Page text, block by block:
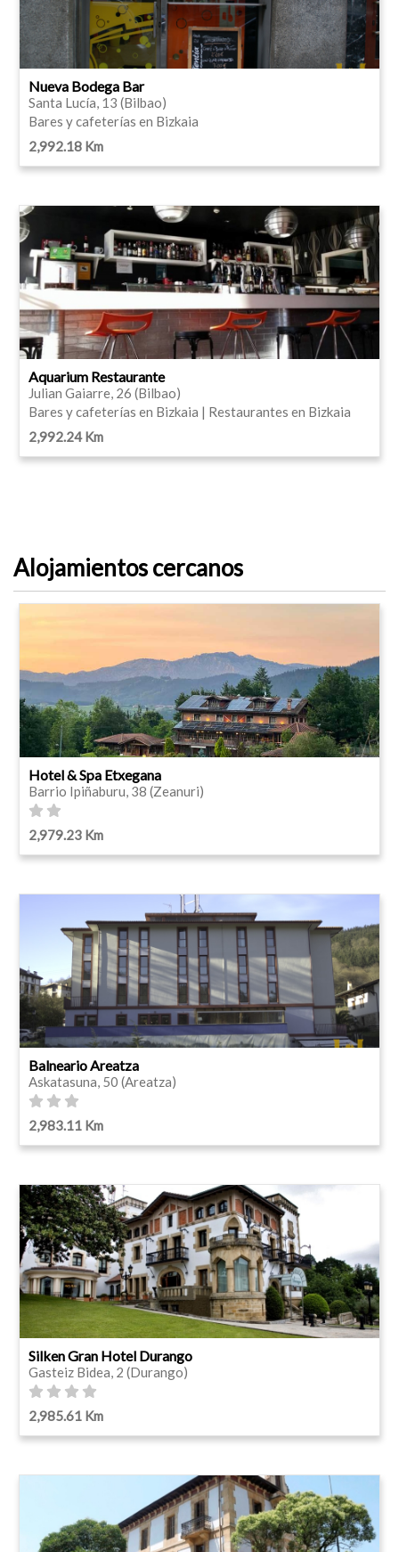
Nueva Bodega Bar
Santa Lucía, 13 (Bilbao)
Bares y cafeterías en Bizkaia
2,992.18 Km
Aquarium Restaurante
Julian Gaiarre, 26 (Bilbao)
Bares y cafeterías en Bizkaia | Restaurantes en Bizkaia
2,992.24 Km
Alojamientos cercanos
Hotel & Spa Etxegana
Barrio Ipiñaburu, 38 (Zeanuri)
2,979.23 Km
Balneario Areatza
Askatasuna, 50 (Areatza)
2,983.11 Km
Silken Gran Hotel Durango
Gasteiz Bidea, 2 (Durango)
2,985.61 Km